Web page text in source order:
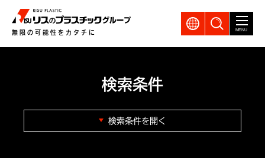
無限の可能性をカタチに
GLOBAL製品検索
MENU
検索条件
検索条件を開く